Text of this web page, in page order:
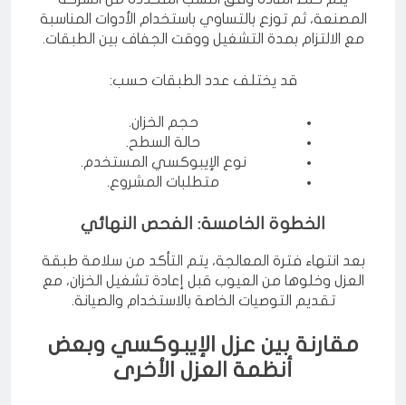
يتم خلط المادة وفق النسب المحددة من الشركة
المصنعة، ثم توزع بالتساوي باستخدام الأدوات المناسبة
حجم الخزان.
حالة السطح.
نوع الإيبوكسي المستخدم.
الخطوة الخامسة: الفحص النهائي
بعد انتهاء فترة المعالجة، يتم التأكد من سلامة طبقة
العزل وخلوها من العيوب قبل إعادة تشغيل الخزان، مع
مقارنة بين عزل الإيبوكسي وبعض
أنظمة العزل الأخرى